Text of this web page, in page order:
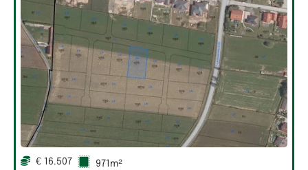
Räume
Auswahlfeld Räume.
€ 16.507 971m²